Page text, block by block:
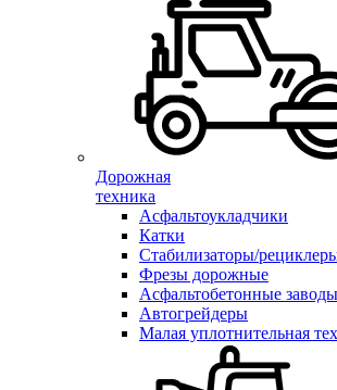
Дорожная
техника
Асфальтоукладчики
Катки
Стабилизаторы/
Фрезы дорожные
Асфальтобетонные заводы
Автогрейдеры
Малая уплотнительная